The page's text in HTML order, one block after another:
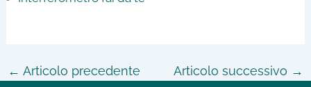
← Articolo precedente Articolo successivo →